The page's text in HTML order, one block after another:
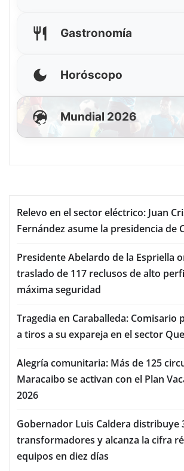
Gastronomía
Horóscopo
Mundial 2026
Relevo en el sector eléctrico: Juan
Fernández asume la presidencia de
Presidente Abelardo de la Espriella
traslado de 117 reclusos de alto
máxima seguridad
Tragedia en Caraballeda: Comisario
a tiros a su expareja en el sector
Alegría comunitaria: Más de 125
Maracaibo se activan con el Plan
2026
Gobernador Luis Caldera distribuye
transformadores y alcanza la cifra
equipos en diez días